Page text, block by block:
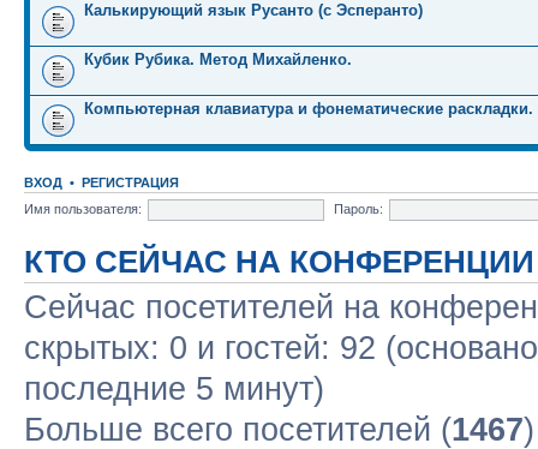
Калькирующий язык Русанто (с Эсперанто)
Кубик Рубика. Метод Михайленко.
Компьютерная клавиатура и фонематические раскладки.
ВХОД • РЕГИСТРАЦИЯ
Имя пользователя:
Пароль:
КТО СЕЙЧАС НА КОНФЕРЕНЦИИ
Сейчас посетителей на
скрытых: 0 и гостей: 92
последние 5 минут)
Больше всего посетителей (1467